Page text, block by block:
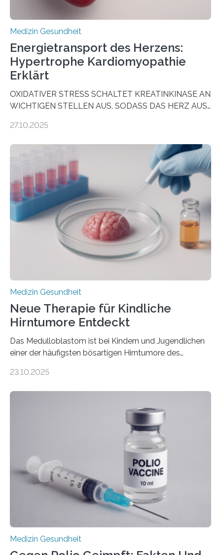
Medizin Gesundheit
Energietransport des Herzens:
Hypertrophe Kardiomyopathie
Erklärt
OXIDATIVER STRESS SCHALTET KREATINKINASE AN
WICHTIGEN STELLEN AUS, SODASS DAS HERZ AUS
aus dem Deutschen Zentrum für Herzinsuffizienz
im Journal Circulation, warum der Energietransport bei
der Hypertrophen Kardiomyopathie (HCM) versagen
kann und wie sich durch eine Verringerung der
Herzbelastung und des oxidativen Stresses
Rhythmusstörungen reduzieren lassen. Würzburg. Die
hypertrophe Kardiomyopathie (HCM) ist die häufigste
erblich bedingte Herzerkrankung. Sie führt dazu, dass
sich die linke Herzkammer verdickt, der Herzmuskel zu
stark kontrahiert…
27.10.2025
Medizin Gesundheit
Neue Therapie für Kindliche
Hirntumore Entdeckt
Das Medulloblastom ist bei Kindern und Jugendlichen
einer der häufigsten bösartigen Hirntumore des
Betroffenen können mit heutigen Methoden geheilt
Dringend benötigt werden zielgerichtete Therapien, die
nur Tumorschwachstellen angreifen und normales
Gewebe verschonen. Forschende um Daniel Merk vom
Hertie-Institut für klinische Hirnforschung am
Universitätsklinikum Tübingen haben eine solche
Schwachstelle im Erbgut einer Untergruppe des
Medulloblastoms gefunden. Die Wilhelm Sander-
Stiftung unterstützte das Projekt…
23.10.2025
Medizin Gesundheit